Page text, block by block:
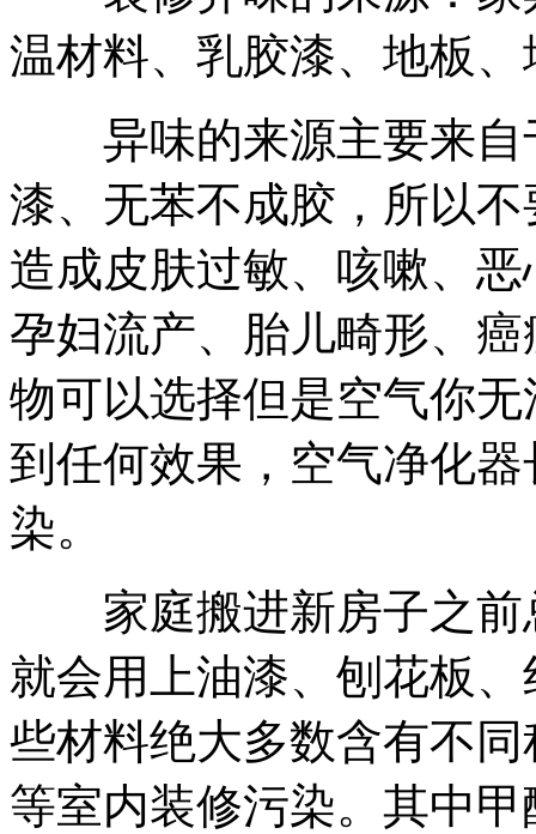
温材料、乳胶漆、地板
异味的来源主要来自
漆、无苯不成胶，所以
造成皮肤过敏、咳嗽、
孕妇流产、胎儿畸形、
物可以选择但是空气你
到任何效果，空气净化
染。
家庭搬进新房子之前
就会用上油漆、刨花板
些材料绝大多数含有不
等室内装修污染。其中